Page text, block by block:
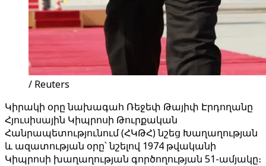
/ Reuters
Կիրակի օրը նախագահ Ռեջեփ Թայիփ Էրդողանը
Հյուսիսային Կիպրոսի Թուրքական
Հանրապետությունում (ՀԿԹՀ) նշեց Խաղաղության
և ազատության օրը՝ նշելով 1974 թվականի
Կիպրոսի խաղաղության գործողության 51-ամյակը։